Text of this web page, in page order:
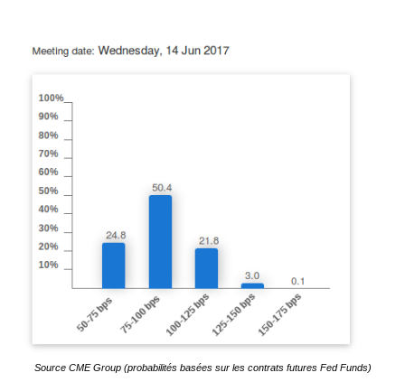
Source CME Group (probabilités basées sur les contrats futures Fed Funds)